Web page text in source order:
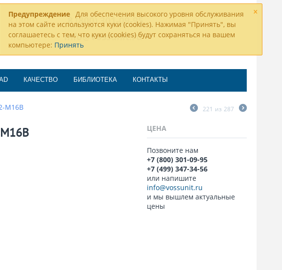
×
Предупреждение Для обеспечения высокого уровня обслуживания
на этом сайте используются куки (cookies). Нажимая "Принять", вы
соглашаетесь с тем, что куки (cookies) будут сохраняться на вашем
компьютере: Принять
8 (800) 301-09-95
info@vossunit.ru
КАЧЕСТВО БИБЛИОТЕКА КОНТАКТЫ
M16B 221 из 287
ЦЕНА
Позвоните нам
+7 (800) 301-09-95
+7 (499) 347-34-56
или напишите
info@vossunit.ru
и мы вышлем актуальные
цены